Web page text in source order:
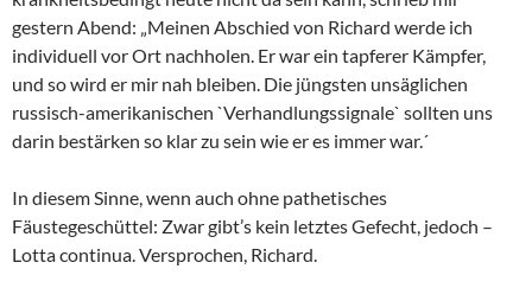
gestern Abend: „Meinen Abschied von Richard werde ich
individuell vor Ort nachholen. Er war ein tapferer Kämpfer,
und so wird er mir nah bleiben. Die jüngsten unsäglichen
russisch-amerikanischen `Verhandlungssignale` sollten uns
darin bestärken so klar zu sein wie er es immer war.´
In diesem Sinne, wenn auch ohne pathetisches
Fäustegeschüttel: Zwar gibt’s kein letztes Gefecht, jedoch –
Lotta continua. Versprochen, Richard.